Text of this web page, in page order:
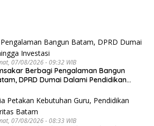
07/08/2026 - 09:32 WIB
Berbagi Pengalaman Bangun
DPRD Dumai Dalami Pendidikan
07/08/2026 - 08:33 WIB